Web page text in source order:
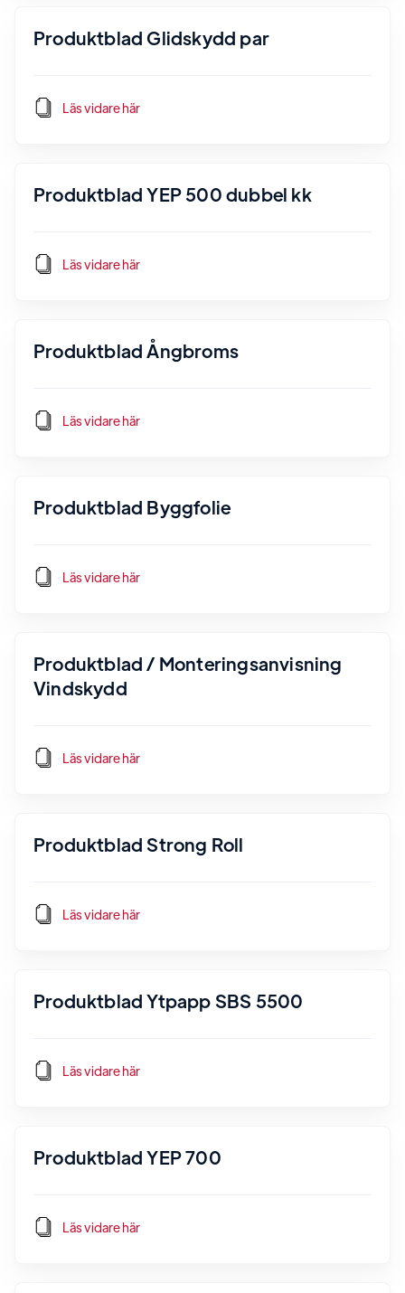
Produktblad Glidskydd par
Läs vidare här
Produktblad YEP 500 dubbel kk
Läs vidare här
Produktblad Ångbroms
Läs vidare här
Produktblad Byggfolie
Läs vidare här
Produktblad / Monteringsanvisning
Vindskydd
Läs vidare här
Produktblad Strong Roll
Läs vidare här
Produktblad Ytpapp SBS 5500
Läs vidare här
Produktblad YEP 700
Läs vidare här